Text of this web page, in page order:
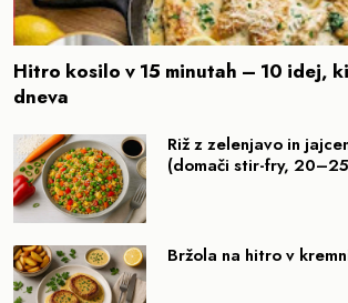
Hitro kosilo v 15 minutah – 10 idej,
dneva
Riž z zelenjavo in
(domači stir-fry,
Bržola na hitro v